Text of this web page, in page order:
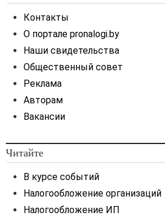
Контакты
О портале pronalogi.by
Наши свидетельства
Общественный совет
Реклама
Авторам
Вакансии
Читайте
В курсе событий
Налогообложение организаций
Налогообложение ИП